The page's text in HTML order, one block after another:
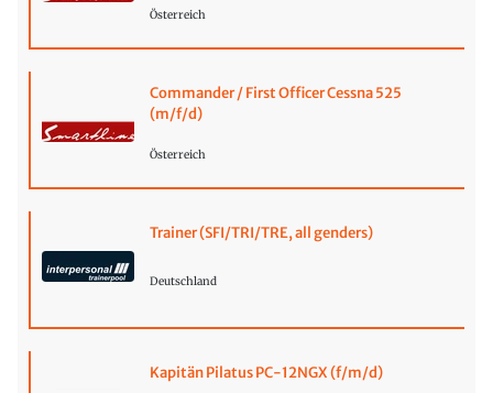
Österreich
Commander / First Officer Cessna 525
(m/f/d)
Österreich
Trainer (SFI/TRI/TRE, all genders)
Deutschland
Kapitän Pilatus PC-12NGX (f/m/d)